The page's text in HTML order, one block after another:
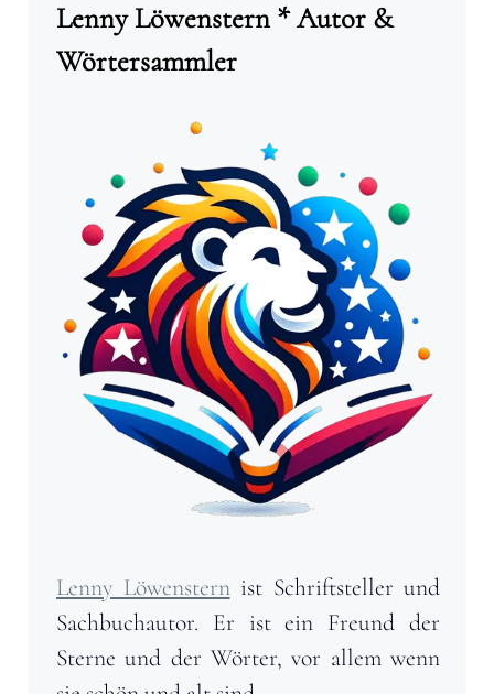
Lenny Löwenstern * Autor &
Wörtersammler
Lenny Löwensternist Schriftsteller und
Sachbuchautor. Er ist ein Freund der
Sterne und der Wörter, vor allem wenn